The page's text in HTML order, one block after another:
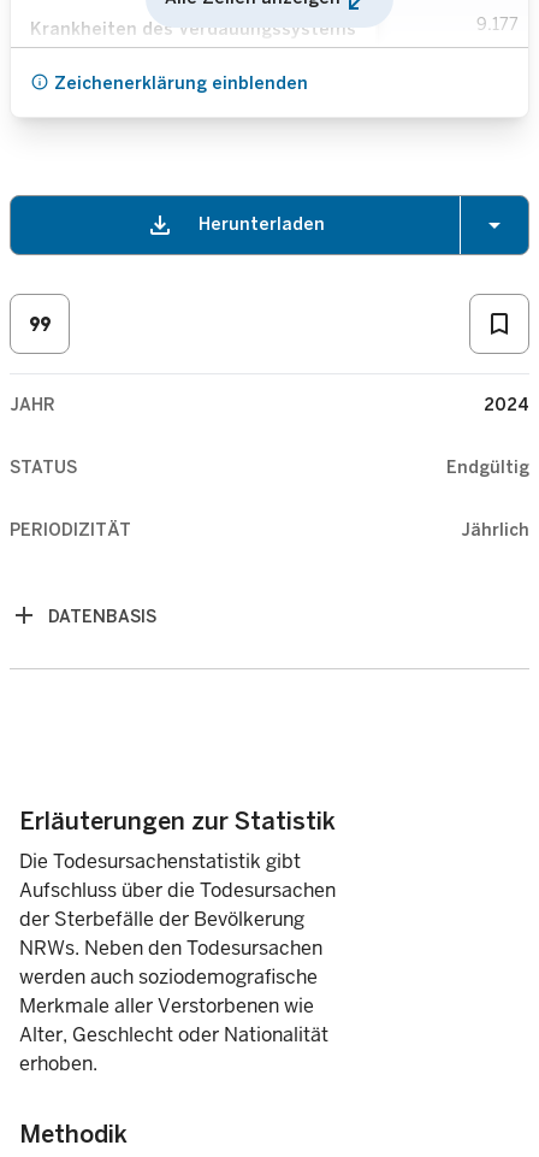
Krankheiten des Verdauungssystems 9.177
COVID-19 Infektion
info Zeichenerklärung einblenden
download Herunterladen arrow_drop_down
format_quote bookmark_border
JAHR 2024
STATUS Endgültig
PERIODIZITÄT Jährlich
DATENBASIS
Erläuterungen zur Statistik
Die Todesursachenstatistik gibt
Aufschluss über die Todesursachen
der Sterbefälle der Bevölkerung
NRWs. Neben den Todesursachen
werden auch soziodemografische
Merkmale aller Verstorbenen wie
Alter, Geschlecht oder Nationalität
erhoben.
Methodik